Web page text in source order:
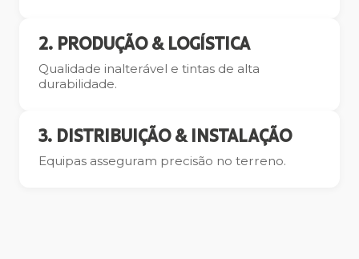
2. PRODUÇÃO & LOGÍSTICA
Qualidade inalterável e tintas de alta
durabilidade.
3. DISTRIBUIÇÃO & INSTALAÇÃO
Equipas asseguram precisão no terreno.